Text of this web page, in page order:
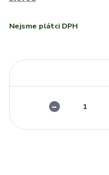
Nejsme plátci DPH